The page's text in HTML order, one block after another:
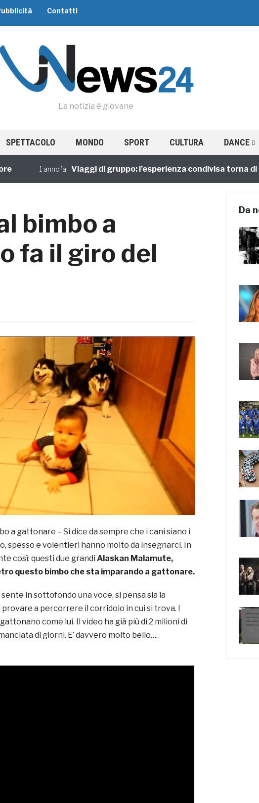
Contatti
La notizia è giovane
SPETTACOLO MONDO SPORT CULTURA DANCE
1 annofa Viaggi di gruppo: l’esperienza condivisa torna di
bimbo a
fa il giro del
a gattonare – Si dice da sempre che i cani siano i
spesso e volentieri hanno molto da insegnarci. In
così: questi due grandi Alaskan Malamute,
questo bimbo che sta imparando a gattonare.
in sottofondo una voce, si pensa sia la
provare a percorrere il corridoio in cui si trova. I
come lui. Il video ha già più di 2 milioni di
di giorni. E’ davvero molto bello….
Da